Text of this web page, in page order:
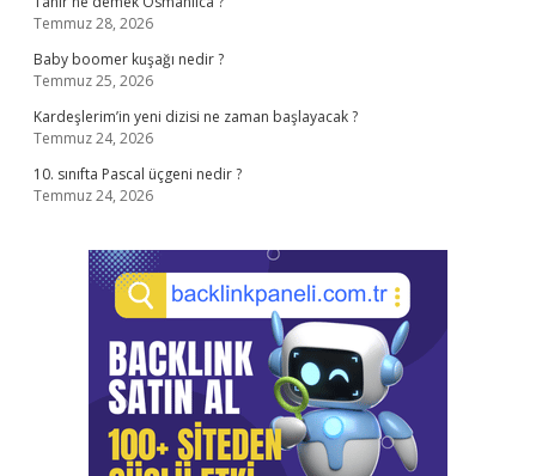
Temmuz 28, 2026
Baby boomer kuşağı nedir ?
Temmuz 25, 2026
Kardeşlerim’in yeni dizisi ne zaman başlayacak ?
Temmuz 24, 2026
10. sınıfta Pascal üçgeni nedir ?
Temmuz 24, 2026